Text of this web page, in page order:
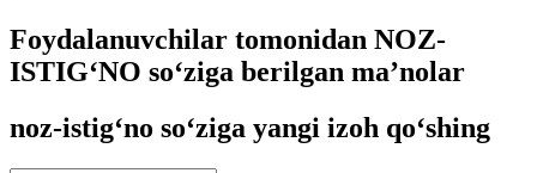
Foydalanuvchilar tomonidan NOZ-
ISTIG‘NO so‘ziga berilgan ma’nolar
noz-istig‘no so‘ziga yangi izoh qo‘shing